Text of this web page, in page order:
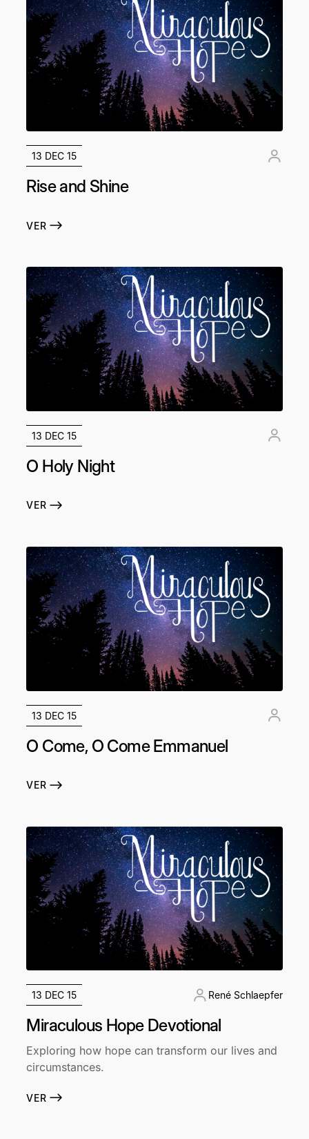
13 DEC 15
Rise and Shine
VER
13 DEC 15
O Holy Night
VER
13 DEC 15
O Come, O Come Emmanuel
VER
13 DEC 15 René Schlaepfer
Miraculous Hope Devotional
Exploring how hope can transform our lives and
circumstances.
VER